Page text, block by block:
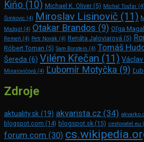
Kiňo (10) Michael K. Oliver (5) Michal Toufar (4)
Šimkovic (4) Miroslav Lisinovič (11)
Mažgút (4) Otakar Brandos (9) Oľga
Remeň (4) Petr Novák (4) Renáta Jaloviarová (5)
Róbert Toman (5) Sam Bors­tein (4) Tomáš
Šereda (6) Vilém Křečan (11)
Minarovičová (4) Ľubomír Motyčka (9)
Zdroje
aktuality.sk (19) akvarista.cz (34)
blogspot.com (14) blogspot.sk (15) cestovatel.eu
forum.com (30)